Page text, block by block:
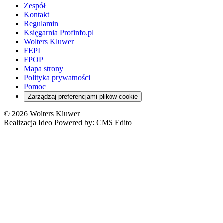
Zespół
Kontakt
Regulamin
Księgarnia Profinfo.pl
Wolters Kluwer
FEPI
FPOP
Mapa strony
Polityka prywatności
Pomoc
Zarządzaj preferencjami plików cookie
© 2026 Wolters Kluwer
Realizacja Ideo Powered by: CMS Edito